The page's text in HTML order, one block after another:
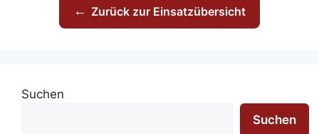
← Zurück zur Einsatzübersicht
Suchen
Suchen